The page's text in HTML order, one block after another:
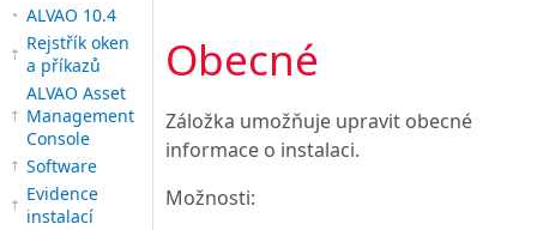
ALVAO 10.4
Rejstřík oken
a příkazů
ALVAO Asset
Management
Console
Software
Evidence
instalací
Obecné
Záložka umožňuje upravit obecné
informace o instalaci.
Možnosti: